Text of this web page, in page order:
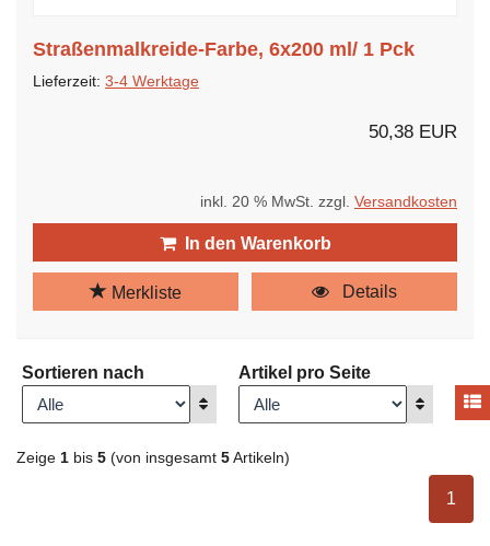
Straßenmalkreide-Farbe, 6x200 ml/ 1 Pck
Lieferzeit: 3-4 Werktage
50,38 EUR
inkl. 20 % MwSt. zzgl. Versandkosten
In den Warenkorb
Merkliste Details
Sortieren nach
Anzeigen
Artikel pro Seite
Anzeigen
Zeige 1 bis 5 (von insgesamt 5 Artikeln)
1